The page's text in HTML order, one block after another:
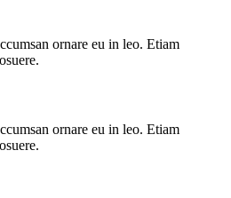
ornare eu in leo. Etiam
ornare eu in leo. Etiam